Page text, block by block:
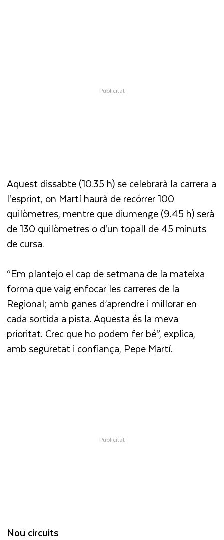
Aquest dissabte (10.35 h) se celebrarà la carrera a
l’esprint, on Martí haurà de recórrer 100
quilòmetres, mentre que diumenge (9.45 h) serà
de 130 quilòmetres o d’un topall de 45 minuts
de cursa.
“Em plantejo el cap de setmana de la mateixa
forma que vaig enfocar les carreres de la
Regional; amb ganes d’aprendre i millorar en
cada sortida a pista. Aquesta és la meva
prioritat. Crec que ho podem fer bé”, explica,
amb seguretat i confiança, Pepe Martí.
Nou circuits